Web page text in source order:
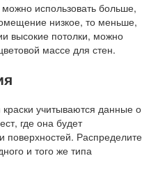
использовать больше,
низкое, то меньше,
высокие потолки, можно
массе для стен.
учитываются данные о
где она будет
поверхностей. Распределите
и того же типа